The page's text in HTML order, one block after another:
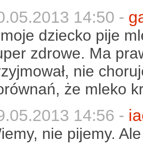
14:50 -
dziecko pije
zdrowe. Ma
nie
że mleko
14:56 -
nie pijemy.